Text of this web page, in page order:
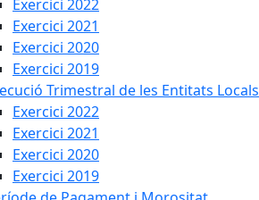
Exercici 2022
Exercici 2021
Exercici 2020
Exercici 2019
Trimestral de les Entitats Locals
Exercici 2022
Exercici 2021
Exercici 2020
Exercici 2019